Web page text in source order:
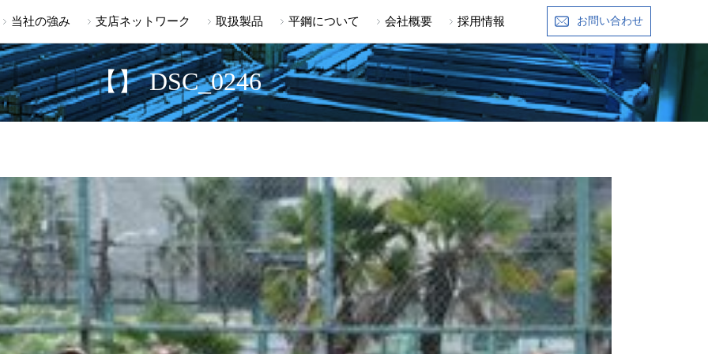
当社の強み 支店ネットワーク 取扱製品 平鋼について 会社概要 採用情報 お問い合わせ
【】 DSC_0246